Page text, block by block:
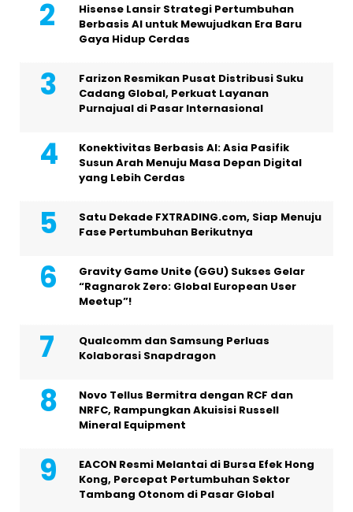
Hisense Lansir Strategi Pertumbuhan
Berbasis AI untuk Mewujudkan Era Baru
Gaya Hidup Cerdas
Farizon Resmikan Pusat Distribusi Suku
Cadang Global, Perkuat Layanan
Purnajual di Pasar Internasional
Konektivitas Berbasis AI: Asia Pasifik
Susun Arah Menuju Masa Depan Digital
yang Lebih Cerdas
Satu Dekade FXTRADING.com, Siap Menuju
Fase Pertumbuhan Berikutnya
Gravity Game Unite (GGU) Sukses Gelar
“Ragnarok Zero: Global European User
Meetup”!
Qualcomm dan Samsung Perluas
Kolaborasi Snapdragon
Novo Tellus Bermitra dengan RCF dan
NRFC, Rampungkan Akuisisi Russell
Mineral Equipment
EACON Resmi Melantai di Bursa Efek Hong
Kong, Percepat Pertumbuhan Sektor
Tambang Otonom di Pasar Global